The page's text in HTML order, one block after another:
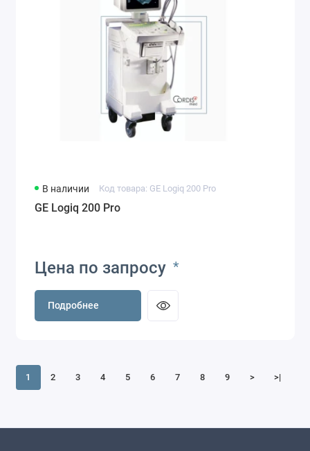
В наличии Код товара: GE Logiq 200 Pro
GE Logiq 200 Pro
Цена по запросу *
Подробнее
1 2 3 4 5 6 7 8 9 > >|